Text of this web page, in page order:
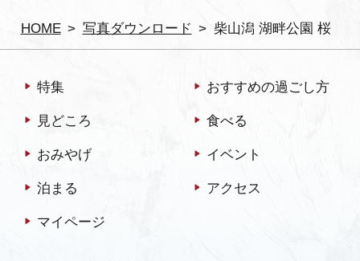
HOME 写真ダウンロード 柴山潟 湖畔公園 桜
特集 おすすめの過ごし方
見どころ 食べる
おみやげ イベント
泊まる アクセス
マイページ